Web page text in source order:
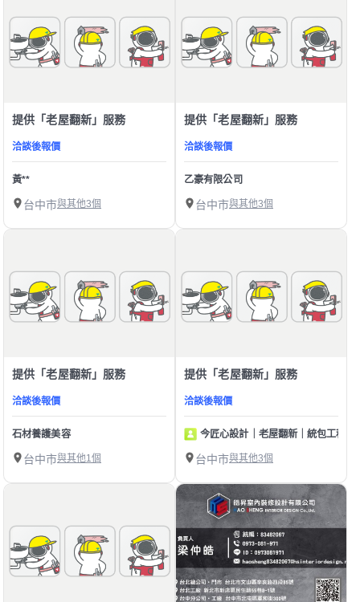
提供「老屋翻新」服務
洽談後報價
黃**
台中市與其他3個
提供「老屋翻新」服務
洽談後報價
乙豪有限公司
台中市與其他3個
提供「老屋翻新」服務
洽談後報價
石材養護美容
台中市與其他1個
提供「老屋翻新」服務
洽談後報價
今匠心設計｜老屋翻新｜統包工程｜
台中市與其他3個